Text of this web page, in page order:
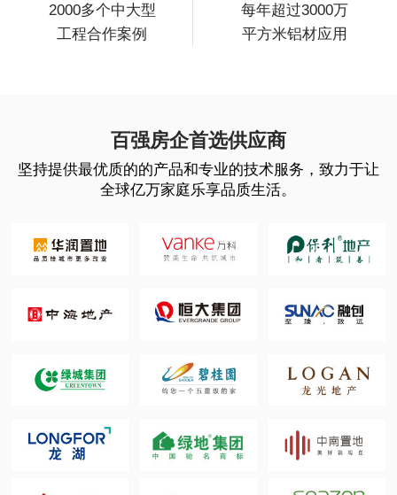
2000多个中大型
工程合作案例
每年超过3000万
平方米铝材应用
百强房企首选供应商
坚持提供最优质的的产品和专业的技术服务，致力于让
全球亿万家庭乐享品质生活。